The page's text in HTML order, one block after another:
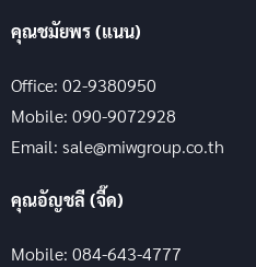
คุณชมัยพร (แนน)
Office: 02-9380950
Mobile: 090-9072928
Email: sale@miwgroup.co.th
คุณอัญชลี (จี๊ด)
Mobile: 084-643-4777